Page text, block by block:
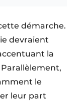
démarche.
devraient
la
le
leur part